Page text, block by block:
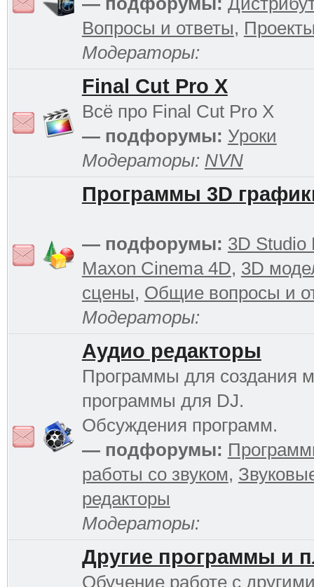
Вопросы и ответы,
Модераторы:
Final Cut Pro X
Всё про Final Cut Pro X
— подфорумы: Уроки
Модераторы: NVN
Программы 3D
— подфорумы: 3D Studio
Maxon Cinema 4D, 3D
сцены, Общие вопросы и
Модераторы:
Аудио редакторы
Программы для создания
программы для DJ.
Обсуждения программ.
— подфорумы:
работы со звуком,
редакторы
Модераторы:
Другие программы и
Обучение работе с